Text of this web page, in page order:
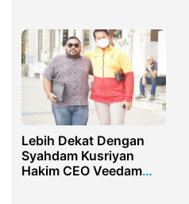
Lebih Dekat Dengan
Syahdam Kusriyan
Hakim CEO Veedam